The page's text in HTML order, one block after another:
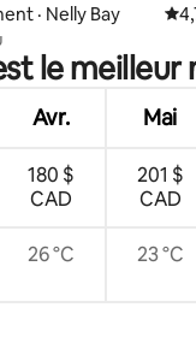
· Nelly Bay
le
Avr. Mai
180 $
CAD
201 $
CAD
26 °C 23 °C